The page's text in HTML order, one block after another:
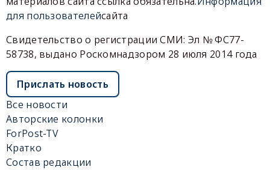
для пользователейсайта
Свидетельство о регистрации СМИ: Эл № ФС77-
58738, выдано Роскомнадзором 28 июля 2014 года
Прислать новость
Все новости
Авторские колонки
ForPost-TV
Кратко
Состав редакции